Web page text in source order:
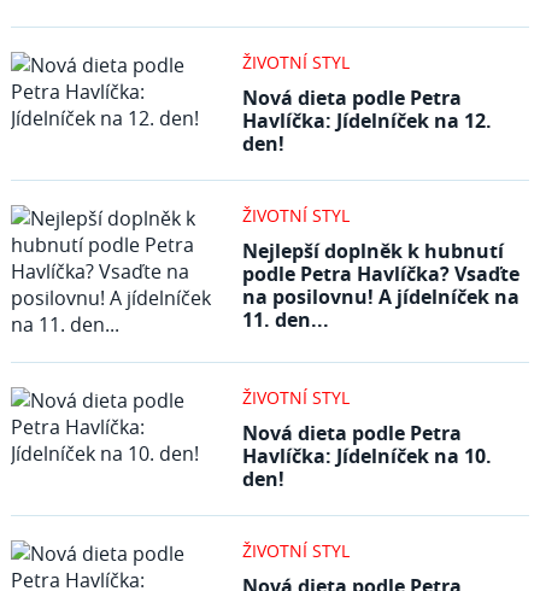
ŽIVOTNÍ STYL
Nová dieta podle Petra
Havlíčka: Jídelníček na 12.
den!
ŽIVOTNÍ STYL
Nejlepší doplněk k hubnutí
podle Petra Havlíčka? Vsaďte
na posilovnu! A jídelníček na
11. den...
ŽIVOTNÍ STYL
Nová dieta podle Petra
Havlíčka: Jídelníček na 10.
den!
ŽIVOTNÍ STYL